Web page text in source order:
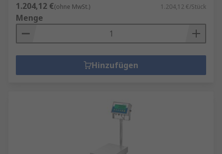
1.204,12 €(ohne MwSt.) 1.204,12 €/Stück
Menge
Hinzufügen